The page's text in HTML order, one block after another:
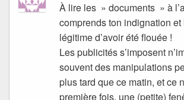
À lire les » documents » à
comprends ton indignation
légitime d’avoir été flouée !
Les publicités s’imposent
souvent des manipulations
plus tard que ce matin, et ce
première fois, une (petite)